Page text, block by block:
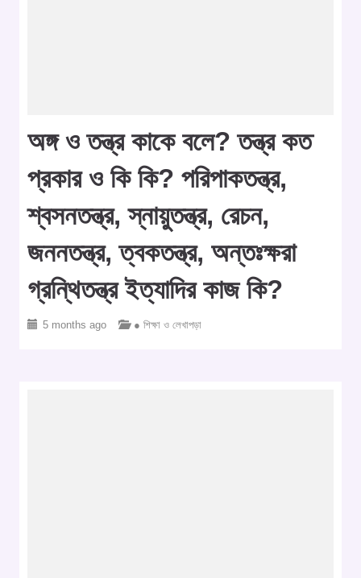
অঙ্গ ও তন্ত্র কাকে বলে? তন্ত্র কত
প্রকার ও কি কি? পরিপাকতন্ত্র,
শ্বসনতন্ত্র, স্নায়ুতন্ত্র, রেচন,
জননতন্ত্র, ত্বকতন্ত্র, অন্তঃক্ষরা
গ্রন্থিতন্ত্র ইত্যাদির কাজ কি?
5 months ago ● শিক্ষা ও লেখাপড়া